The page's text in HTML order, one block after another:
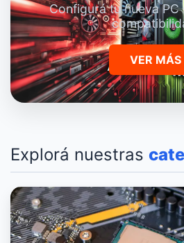
Configurá tu nueva PC
VER MÁS
Explorá nuestras